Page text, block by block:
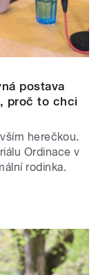
postava
proč to chci
herečkou.
Ordinace v
rodinka.